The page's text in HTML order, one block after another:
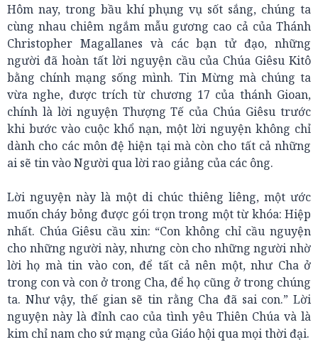
Hôm nay, trong bầu khí phụng vụ sốt sắng, chúng ta
cùng nhau chiêm ngắm mẫu gương cao cả của Thánh
Christopher Magallanes và các bạn tử đạo, những
người đã hoàn tất lời nguyện cầu của Chúa Giêsu Kitô
bằng chính mạng sống mình. Tin Mừng mà chúng ta
vừa nghe, được trích từ chương 17 của thánh Gioan,
chính là lời nguyện Thượng Tế của Chúa Giêsu trước
khi bước vào cuộc khổ nạn, một lời nguyện không chỉ
dành cho các môn đệ hiện tại mà còn cho tất cả những
ai sẽ tin vào Người qua lời rao giảng của các ông.
Lời nguyện này là một di chúc thiêng liêng, một ước
muốn cháy bỏng được gói trọn trong một từ khóa: Hiệp
nhất. Chúa Giêsu cầu xin: “Con không chỉ cầu nguyện
cho những người này, nhưng còn cho những người nhờ
lời họ mà tin vào con, để tất cả nên một, như Cha ở
trong con và con ở trong Cha, để họ cũng ở trong chúng
ta. Như vậy, thế gian sẽ tin rằng Cha đã sai con.” Lời
nguyện này là đỉnh cao của tình yêu Thiên Chúa và là
kim chỉ nam cho sứ mạng của Giáo hội qua mọi thời đại.